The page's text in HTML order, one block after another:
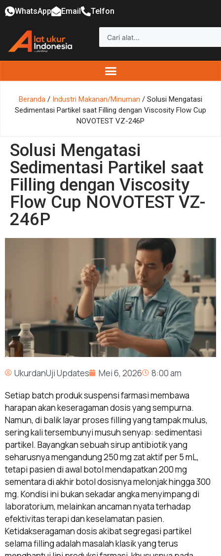
WhatsApp Email Telfon
Beranda / Industri Makanan/Minuman / Solusi Mengatasi
Sedimentasi Partikel saat Filling dengan Viscosity Flow Cup
NOVOTEST VZ-246P
Solusi Mengatasi
Sedimentasi Partikel saat
Filling dengan Viscosity
Flow Cup NOVOTEST VZ-
246P
UkurdanUji Updates Mei 6, 2026
8:00 am
Setiap batch produk suspensi farmasi membawa
harapan akan keseragaman dosis yang sempurna.
Namun, di balik layar proses filling yang tampak mulus,
sering kali tersembunyi musuh senyap: sedimentasi
partikel. Bayangkan sebuah sirup antibiotik yang
seharusnya mengandung 250 mg zat aktif per 5 mL,
tetapi pasien di awal botol mendapatkan 200 mg
sementara di akhir botol dosisnya melonjak hingga 300
mg. Kondisi ini bukan sekadar angka menyimpang di
laboratorium, melainkan ancaman nyata terhadap
efektivitas terapi dan keselamatan pasien.
Ketidakseragaman dosis akibat segregasi partikel
selama filling adalah masalah klasik yang terus